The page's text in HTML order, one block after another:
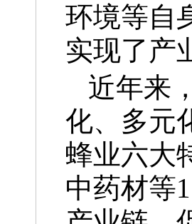
环境等自
实现了产
近年来
化、多元
蜂业六大
中药材等